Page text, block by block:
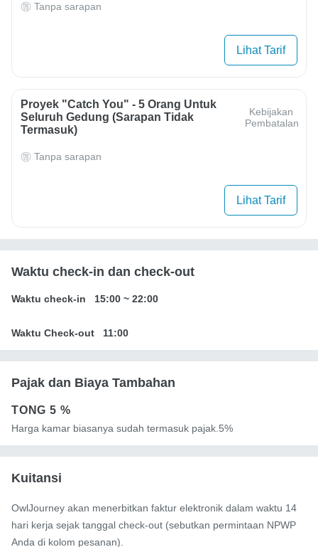
Tanpa sarapan
Lihat Tarif
Proyek "Catch You" - 5 Orang Untuk
Seluruh Gedung (sarapan Tidak
Termasuk)
Kebijakan
Pembatalan
Tanpa sarapan
Lihat Tarif
Waktu check-in dan check-out
Waktu check-in 15:00 ~ 22:00
Waktu Check-out 11:00
Pajak dan Biaya Tambahan
TONG 5 %
Harga kamar biasanya sudah termasuk pajak.5%
Kuitansi
OwlJourney akan menerbitkan faktur elektronik dalam waktu 14
hari kerja sejak tanggal check-out (sebutkan permintaan NPWP
Anda di kolom pesanan).